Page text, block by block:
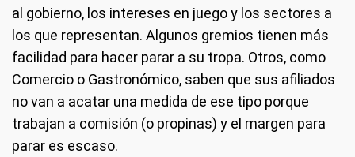
al gobierno, los intereses en juego y los sectores a
los que representan. Algunos gremios tienen más
facilidad para hacer parar a su tropa. Otros, como
Comercio o Gastronómico, saben que sus afiliados
no van a acatar una medida de ese tipo porque
trabajan a comisión (o propinas) y el margen para
parar es escaso.